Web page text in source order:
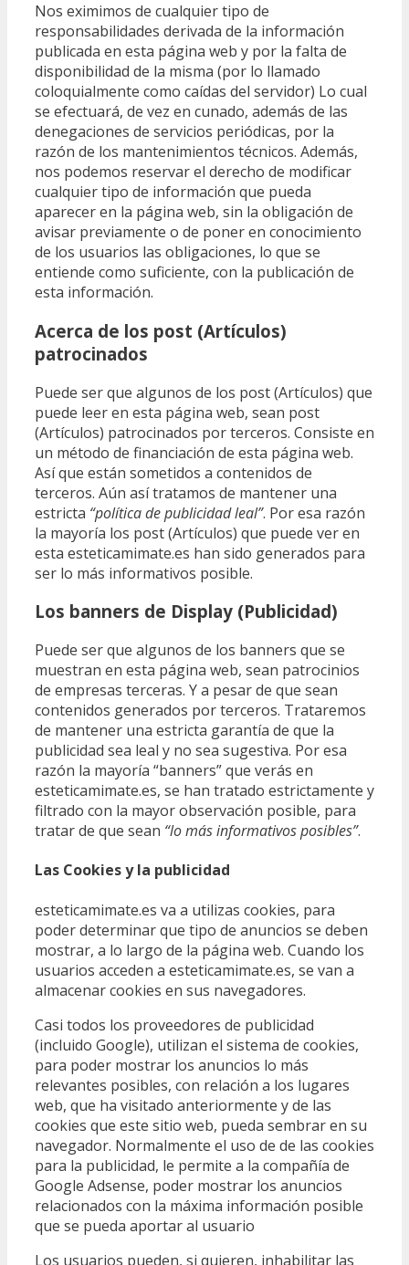
Nos eximimos de cualquier tipo de
responsabilidades derivada de la información
publicada en esta página web y por la falta de
disponibilidad de la misma (por lo llamado
coloquialmente como caídas del servidor) Lo cual
se efectuará, de vez en cunado, además de las
denegaciones de servicios periódicas, por la
razón de los mantenimientos técnicos. Además,
nos podemos reservar el derecho de modificar
cualquier tipo de información que pueda
aparecer en la página web, sin la obligación de
avisar previamente o de poner en conocimiento
de los usuarios las obligaciones, lo que se
entiende como suficiente, con la publicación de
esta información.
Acerca de los post (Artículos)
patrocinados
Puede ser que algunos de los post (Artículos) que
puede leer en esta página web, sean post
(Artículos) patrocinados por terceros. Consiste en
un método de financiación de esta página web.
Así que están sometidos a contenidos de
terceros. Aún así tratamos de mantener una
estricta “política de publicidad leal”. Por esa razón
la mayoría los post (Artículos) que puede ver en
esta esteticamimate.es han sido generados para
ser lo más informativos posible.
Los banners de Display (Publicidad)
Puede ser que algunos de los banners que se
muestran en esta página web, sean patrocinios
de empresas terceras. Y a pesar de que sean
contenidos generados por terceros. Trataremos
de mantener una estricta garantía de que la
publicidad sea leal y no sea sugestiva. Por esa
razón la mayoría “banners” que verás en
esteticamimate.es, se han tratado estrictamente y
filtrado con la mayor observación posible, para
tratar de que sean “lo más informativos posibles”.
Las Cookies y la publicidad
esteticamimate.es va a utilizas cookies, para
poder determinar que tipo de anuncios se deben
mostrar, a lo largo de la página web. Cuando los
usuarios acceden a esteticamimate.es, se van a
almacenar cookies en sus navegadores.
Casi todos los proveedores de publicidad
(incluido Google), utilizan el sistema de cookies,
para poder mostrar los anuncios lo más
relevantes posibles, con relación a los lugares
web, que ha visitado anteriormente y de las
cookies que este sitio web, pueda sembrar en su
navegador. Normalmente el uso de de las cookies
para la publicidad, le permite a la compañía de
Google Adsense, poder mostrar los anuncios
relacionados con la máxima información posible
que se pueda aportar al usuario
Los usuarios pueden, si quieren, inhabilitar las